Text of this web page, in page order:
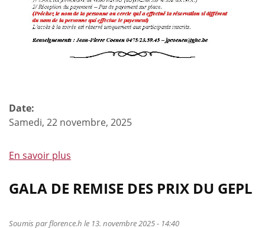
Date:
Samedi, 22 novembre, 2025
En savoir plus
de
Soirée
GALA DE REMISE DES PRIX DU GEPL
Soumis parflorence.h le 13. novembre 2025 - 14:40